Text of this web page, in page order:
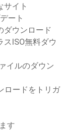
サイト
ート
ダウンロード
スISO無料ダウ
イルのダウン
ロードをトリガ
す